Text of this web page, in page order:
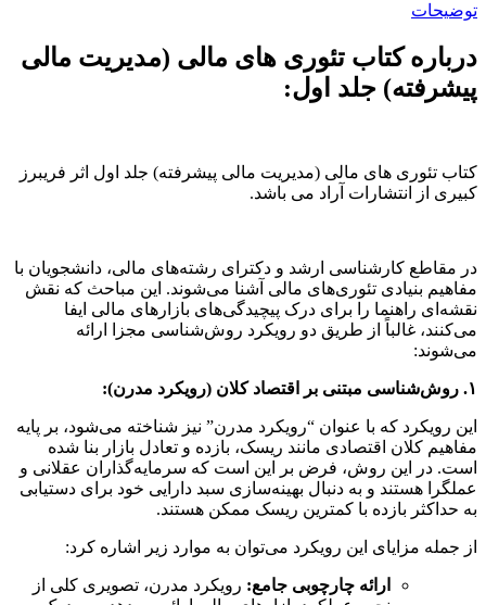
توضیحات
درباره کتاب تئوری های مالی (مدیریت مالی
پیشرفته) جلد اول:
کتاب تئوری های مالی (مدیریت مالی پیشرفته) جلد اول اثر فریبرز
کبیری از انتشارات آراد می باشد.
در مقاطع کارشناسی ارشد و دکترای رشته‌های مالی، دانشجویان با
مفاهیم بنیادی تئوری‌های مالی آشنا می‌شوند. این مباحث که نقش
نقشه‌ای راهنما را برای درک پیچیدگی‌های بازارهای مالی ایفا
می‌کنند، غالباً از طریق دو رویکرد روش‌شناسی مجزا ارائه
می‌شوند:
۱. روش‌شناسی مبتنی بر اقتصاد کلان (رویکرد مدرن):
این رویکرد که با عنوان “رویکرد مدرن” نیز شناخته می‌شود، بر پایه
مفاهیم کلان اقتصادی مانند ریسک، بازده و تعادل بازار بنا شده
است. در این روش، فرض بر این است که سرمایه‌گذاران عقلانی و
عملگرا هستند و به دنبال بهینه‌سازی سبد دارایی خود برای دستیابی
به حداکثر بازده با کمترین ریسک ممکن هستند.
از جمله مزایای این رویکرد می‌توان به موارد زیر اشاره کرد:
ارائه چارچوبی جامع: رویکرد مدرن، تصویری کلی از